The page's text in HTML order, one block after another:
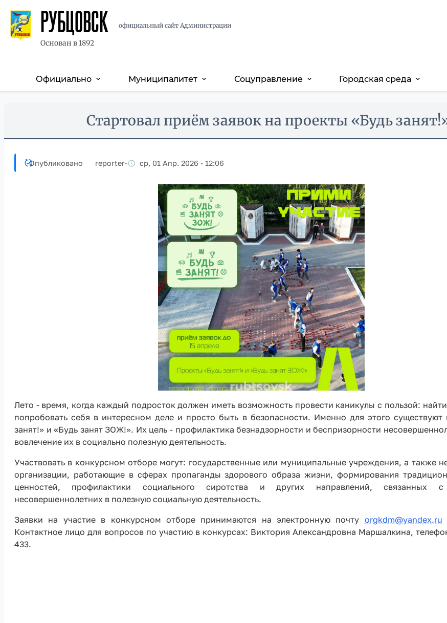
РУБЦОВСК
Основан в 1892
официальный сайт Администрации
Основная
Официально expand_more Муниципалитет expand_more Соцуправление expand_more Городская среда expand_more
Стартовал приём заявок на проекты «Будь
Опубликовано reporter- ср, 01 Апр. 2026 - 12:06
Лето - время, когда каждый подросток должен иметь возможность провести каникулы с пользой:
попробовать себя в интересном деле и просто быть в безопасности. Именно для этого существуют
занят!» и «Будь занят ЗОЖ!». Их цель - профилактика безнадзорности и беспризорности
вовлечение их в социально полезную деятельность.
Участвовать в конкурсном отборе могут: государственные или муниципальные учреждения, а также
организации, работающие в сферах пропаганды здорового образа жизни, формирования
ценностей, профилактики социального сиротства и других направлений, связанных с
несовершеннолетних в полезную социальную деятельность.
Заявки на участие в конкурсном отборе принимаются на электронную почту orgkdm@yandex.ru
Контактное лицо для вопросов по участию в конкурсах: Виктория Александровна Маршалкина,
433.